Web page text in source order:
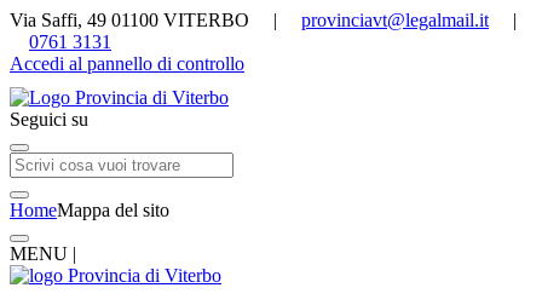
Via Saffi, 49 01100 VITERBO | provinciavt@legalmail.it |
0761 3131
Accedi al pannello di controllo
Seguici su
HomeMappa del sito
MENU |